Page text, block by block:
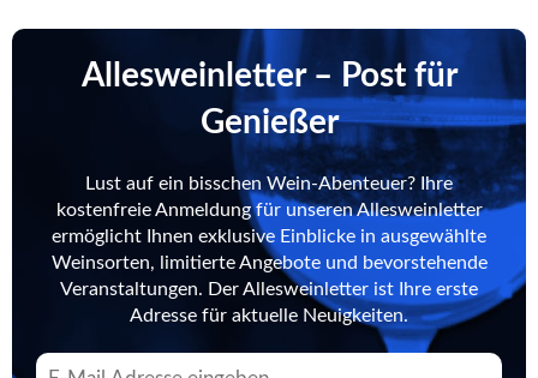
Allesweinletter – Post für
Genießer
Lust auf ein bisschen Wein-Abenteuer? Ihre
kostenfreie Anmeldung für unseren Allesweinletter
ermöglicht Ihnen exklusive Einblicke in ausgewählte
Weinsorten, limitierte Angebote und bevorstehende
Veranstaltungen. Der Allesweinletter ist Ihre erste
Adresse für aktuelle Neuigkeiten.